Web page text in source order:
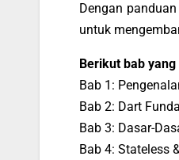
Dengan
untuk
Berikut bab
Bab 1:
Bab 2: Dart
Bab 3: Dasar-
Bab 4: Stateless